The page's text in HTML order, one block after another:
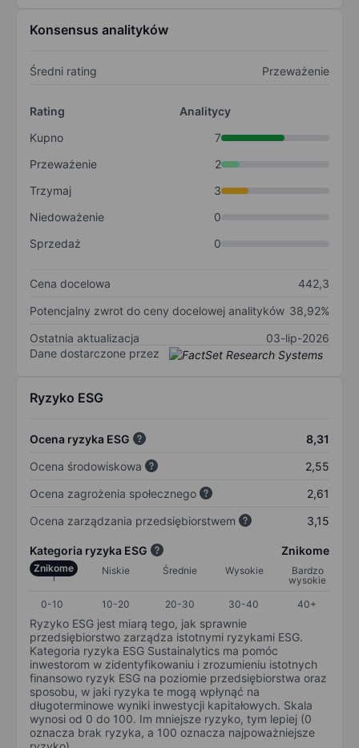
Konsensus analityków
Średni rating Przeważenie
Rating
Analitycy
Kupno
7
Przeważenie
2
Trzymaj
3
Niedoważenie
0
Sprzedaż
0
Cena docelowa
442,3
Potencjalny zwrot do ceny docelowej analityków 38,92%
Ostatnia aktualizacja
03-lip-2026
Dane dostarczone przez
Ryzyko ESG
Ocena ryzyka ESG
8,31
Ocena środowiskowa
2,55
Ocena zagrożenia społecznego
2,61
Ocena zarządzania przedsiębiorstwem
3,15
Kategoria ryzyka ESG Znikome
Znikome Niskie Średnie Wysokie
Bardzo
wysokie
0-10
10-20 20-30 30-40 40+
Ryzyko ESG jest miarą tego, jak sprawnie
przedsiębiorstwo zarządza istotnymi ryzykami ESG.
Kategoria ryzyka ESG Sustainalytics ma pomóc
inwestorom w zidentyfikowaniu i zrozumieniu istotnych
finansowo ryzyk ESG na poziomie przedsiębiorstwa oraz
sposobu, w jaki ryzyka te mogą wpłynąć na
długoterminowe wyniki inwestycji kapitałowych. Skala
wynosi od 0 do 100. Im mniejsze ryzyko, tym lepiej (0
oznacza brak ryzyka, a 100 oznacza najpoważniejsze